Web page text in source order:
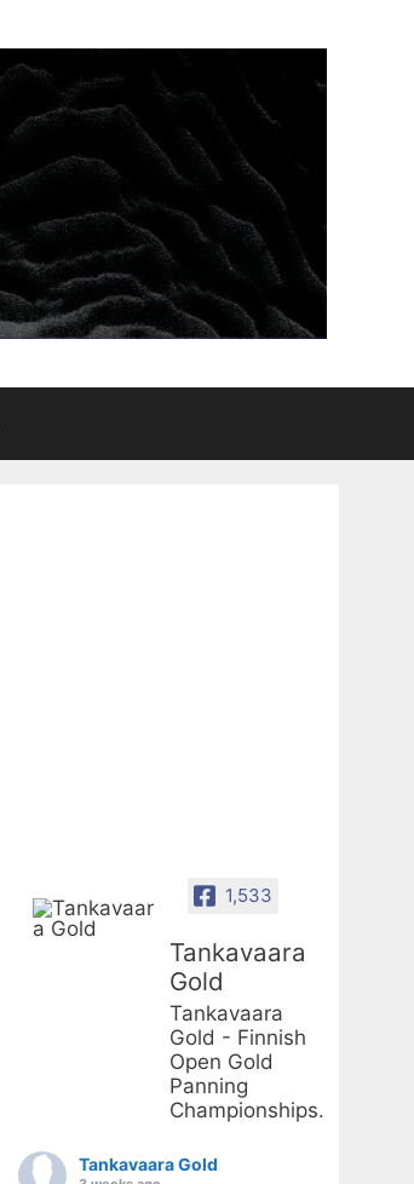
1,533
Tankavaara
Gold
Tankavaara
Gold - Finnish
Open Gold
Panning
Championships.
Tankavaara Gold